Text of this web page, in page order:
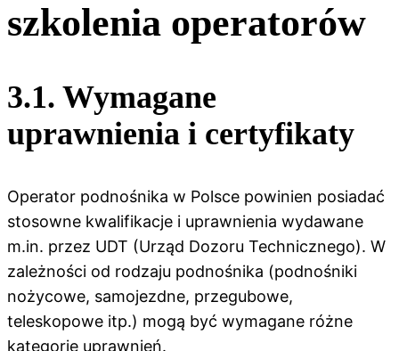
szkolenia operatorów
3.1. Wymagane
uprawnienia i certyfikaty
Operator podnośnika w Polsce powinien posiadać
stosowne kwalifikacje i uprawnienia wydawane
m.in. przez UDT (Urząd Dozoru Technicznego). W
zależności od rodzaju podnośnika (podnośniki
nożycowe, samojezdne, przegubowe,
teleskopowe itp.) mogą być wymagane różne
kategorie uprawnień.